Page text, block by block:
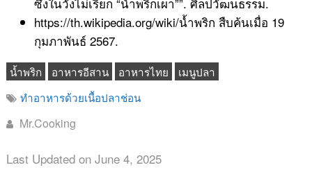
https://th.wikipedia.org/wiki/น้ำพริก สืบค้นเมื่อ 19
กุมภาพันธ์ 2567.
น้ำพริก อาหารอีสาน อาหารไทย
เมนูปลา
ทำอาหารด้วยเนื้อปลาช่อน
Mr.Cooking
Last Updated on June 4, 2025